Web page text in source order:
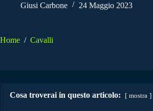
Giusi Carbone 24 Maggio 2023
Home / Cavalli
Cosa troverai in questo articolo: mostra